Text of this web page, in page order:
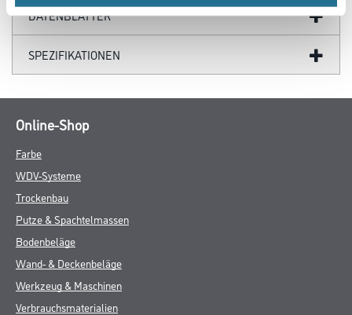
DATENBLÄTTER
SPEZIFIKATIONEN
Online-Shop
Farbe
WDV-Systeme
Trockenbau
Putze & Spachtelmassen
Bodenbeläge
Wand- & Deckenbeläge
Werkzeug & Maschinen
Verbrauchsmaterialien